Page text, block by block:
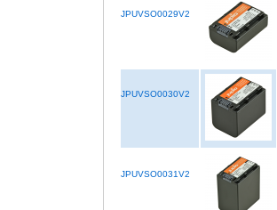
JPUVSO0029V2
JPUVSO0030V2
JPUVSO0031V2